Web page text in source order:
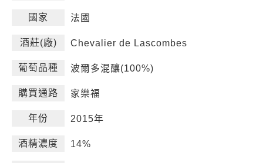
國家 法國
酒莊(廠) Chevalier de Lascombes
葡萄品種 波爾多混釀(100%)
購買通路 家樂福
年份 2015年
酒精濃度 14%